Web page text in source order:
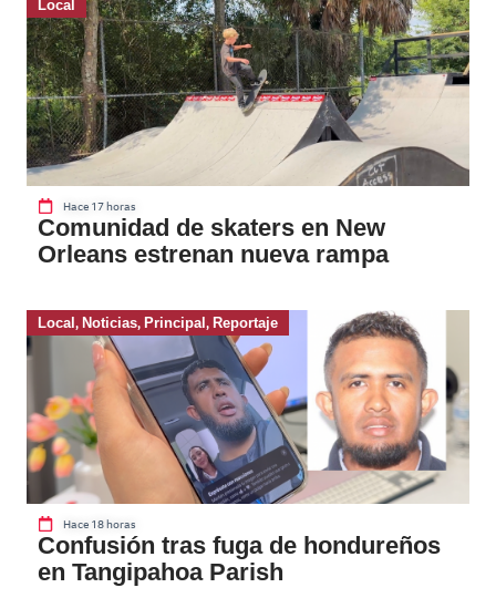
Local
Hace 17 horas
Comunidad de skaters en New
Orleans estrenan nueva rampa
Local, Noticias, Principal, Reportaje
Hace 18 horas
Confusión tras fuga de hondureños
en Tangipahoa Parish